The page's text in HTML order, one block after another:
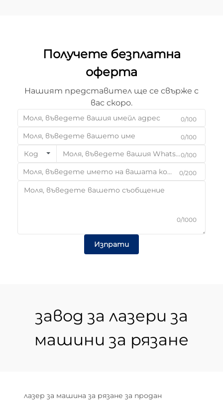
Получете безплатна
оферта
Нашият представител ще се свърже с
вас скоро.
0/100
0/100
Код 0/100
0/200
0/1000
Изпрати
завод за лазери за
машини за рязане
лазер за машина за рязане за продан